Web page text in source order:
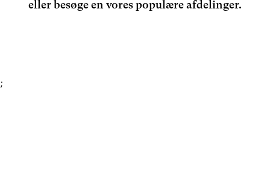
eller besøge en vores populære afdelinger.
;